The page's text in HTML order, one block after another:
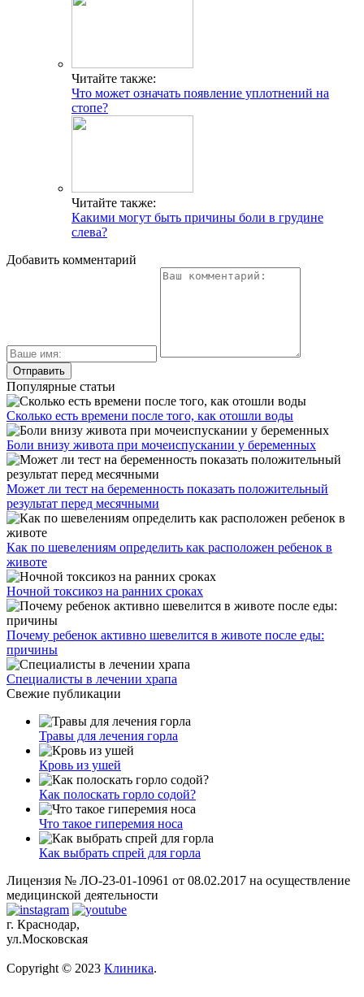
Читайте также:
Что может означать появление уплотнений на
стопе?
Читайте также:
Какими могут быть причины боли в грудине
слева?
Добавить комментарий
Популярные статьи
Сколько есть времени после того, как отошли воды
Боли внизу живота при мочеиспускании у беременных
Может ли тест на беременность показать положительный
результат перед месячными
Как по шевелениям определить как расположен ребенок в
животе
Ночной токсикоз на ранних сроках
Почему ребенок активно шевелится в животе после еды:
причины
Специалисты в лечении храпа
Свежие публикации
Травы для лечения горла
Кровь из ушей
Как полоскать горло содой?
Что такое гиперемия носа
Как выбрать спрей для горла
Лицензия № ЛО-23-01-10961 от 08.02.2017 на осуществление
медицинской деятельности
г. Краснодар,
ул.Московская
Copyright © 2023 Клиника.